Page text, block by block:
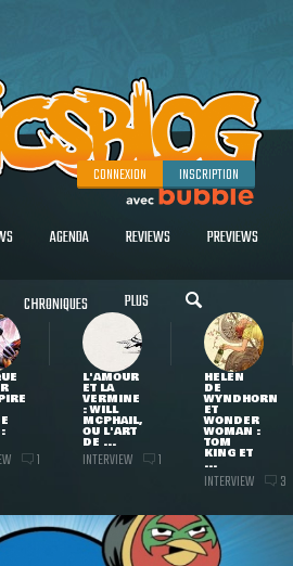
CONNEXION INSCRIPTION
AGENDA REVIEWS PREVIEWS
CHRONIQUES PLUS
1
L'AMOUR
ET LA
VERMINE
: WILL
MCPHAIL,
OU L'ART
DE ...
INTERVIEW 1
HELEN
DE
WYNDHORN
ET
WONDER
WOMAN :
TOM
KING ET
...
INTERVIEW 3